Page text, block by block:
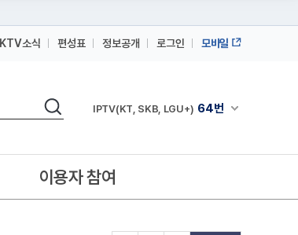
KTV소식 편성표 정보공개 로그인 모바일
검색 채널안내 펼쳐
IPTV(KT, SKB, LGU+) 64번
IPTV(KT, SKB, LGU+)
이용자 참여